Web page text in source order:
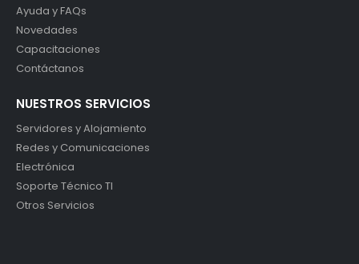
Ayuda y FAQs
Novedades
Capacitaciones
Contáctanos
NUESTROS SERVICIOS
Servidores y Alojamiento
Redes y Comunicaciones
Electrónica
Soporte Técnico TI
Otros Servicios